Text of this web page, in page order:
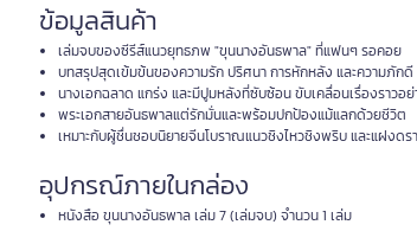
ข้อมูลสินค้า
เล่มจบของซีรีส์แนวยุทธภพ "ขุนนางอันธพาล" ที่แฟนๆ รอคอย
บทสรุปสุดเข้มข้นของความรัก ปริศนา การหักหลัง และความภักดี
นางเอกฉลาด แกร่ง และมีปูมหลังที่ซับซ้อน ขับเคลื่อนเรื่องราวอ
พระเอกสายอันธพาลแต่รักมั่นและพร้อมปกป้องแม้แลกด้วยชีวิต
เหมาะกับผู้ชื่นชอบนิยายจีนโบราณแนวชิงไหวชิงพริบ และแฝงดร
อุปกรณ์ภายในกล่อง
หนังสือ ขุนนางอันธพาล เล่ม 7 (เล่มจบ) จำนวน 1 เล่ม